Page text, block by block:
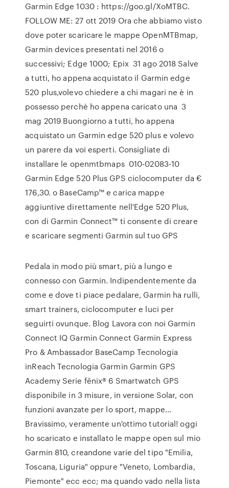
Garmin Edge 1030 : https://goo.gl/XoMTBC.
FOLLOW ME: 27 ott 2019 Ora che abbiamo visto
dove poter scaricare le mappe OpenMTBmap,
Garmin devices presentati nel 2016 o
successivi; Edge 1000; Epix 31 ago 2018 Salve
a tutti, ho appena acquistato il Garmin edge
520 plus,volevo chiedere a chi magari ne è in
possesso perchè ho appena caricato una 3
mag 2019 Buongiorno a tutti, ho appena
acquistato un Garmin edge 520 plus e volevo
un parere da voi esperti. Consigliate di
installare le openmtbmaps 010-02083-10
Garmin Edge 520 Plus GPS ciclocomputer da €
176,30. o BaseCamp™ e carica mappe
aggiuntive direttamente nell'Edge 520 Plus,
con di Garmin Connect™ ti consente di creare
e scaricare segmenti Garmin sul tuo GPS
Pedala in modo più smart, più a lungo e
connesso con Garmin. Indipendentemente da
come e dove ti piace pedalare, Garmin ha rulli,
smart trainers, ciclocomputer e luci per
seguirti ovunque. Blog Lavora con noi Garmin
Connect IQ Garmin Connect Garmin Express
Pro & Ambassador BaseCamp Tecnologia
inReach Tecnologia Garmin Garmin GPS
Academy Serie fēnix® 6 Smartwatch GPS
disponibile in 3 misure, in versione Solar, con
funzioni avanzate per lo sport, mappe…
Bravissimo, veramente un'ottimo tutorial! oggi
ho scaricato e installato le mappe open sul mio
Garmin 810, creandone varie del tipo "Emilia,
Toscana, Liguria" oppure "Veneto, Lombardia,
Piemonte" ecc ecc; ma quando vado nella lista